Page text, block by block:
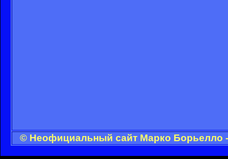
© Неофициальный сайт Марко Борьелло